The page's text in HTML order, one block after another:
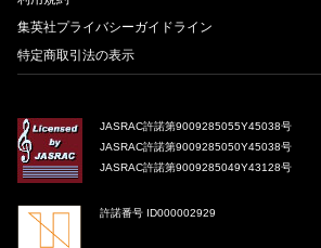
集英社プライバシーガイドライン
特定商取引法の表示
JASRAC許諾第9009285055Y45038号
JASRAC許諾第9009285050Y45038号
JASRAC許諾第9009285049Y43128号
許諾番号 ID000002929